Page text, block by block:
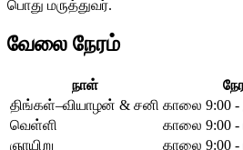
பொது மருத்துவர்.
வேலை நேரம்
நாள்
திங்கள்–வியாழன் & சனி காலை 9:00 -
வெள்ளி
காலை 9:00 -
ஞாயிறு
காலை 9:00 -